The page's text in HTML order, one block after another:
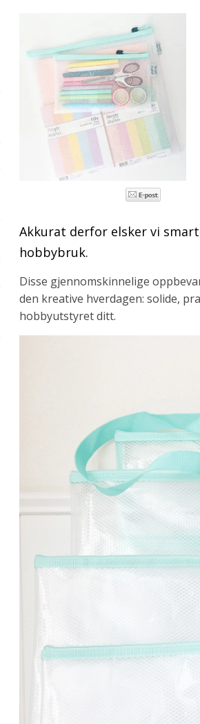
Akkurat derfor elsker vi
hobbybruk.
Disse gjennomskinnelige
den kreative hverdagen: solide,
hobbyutstyret ditt.